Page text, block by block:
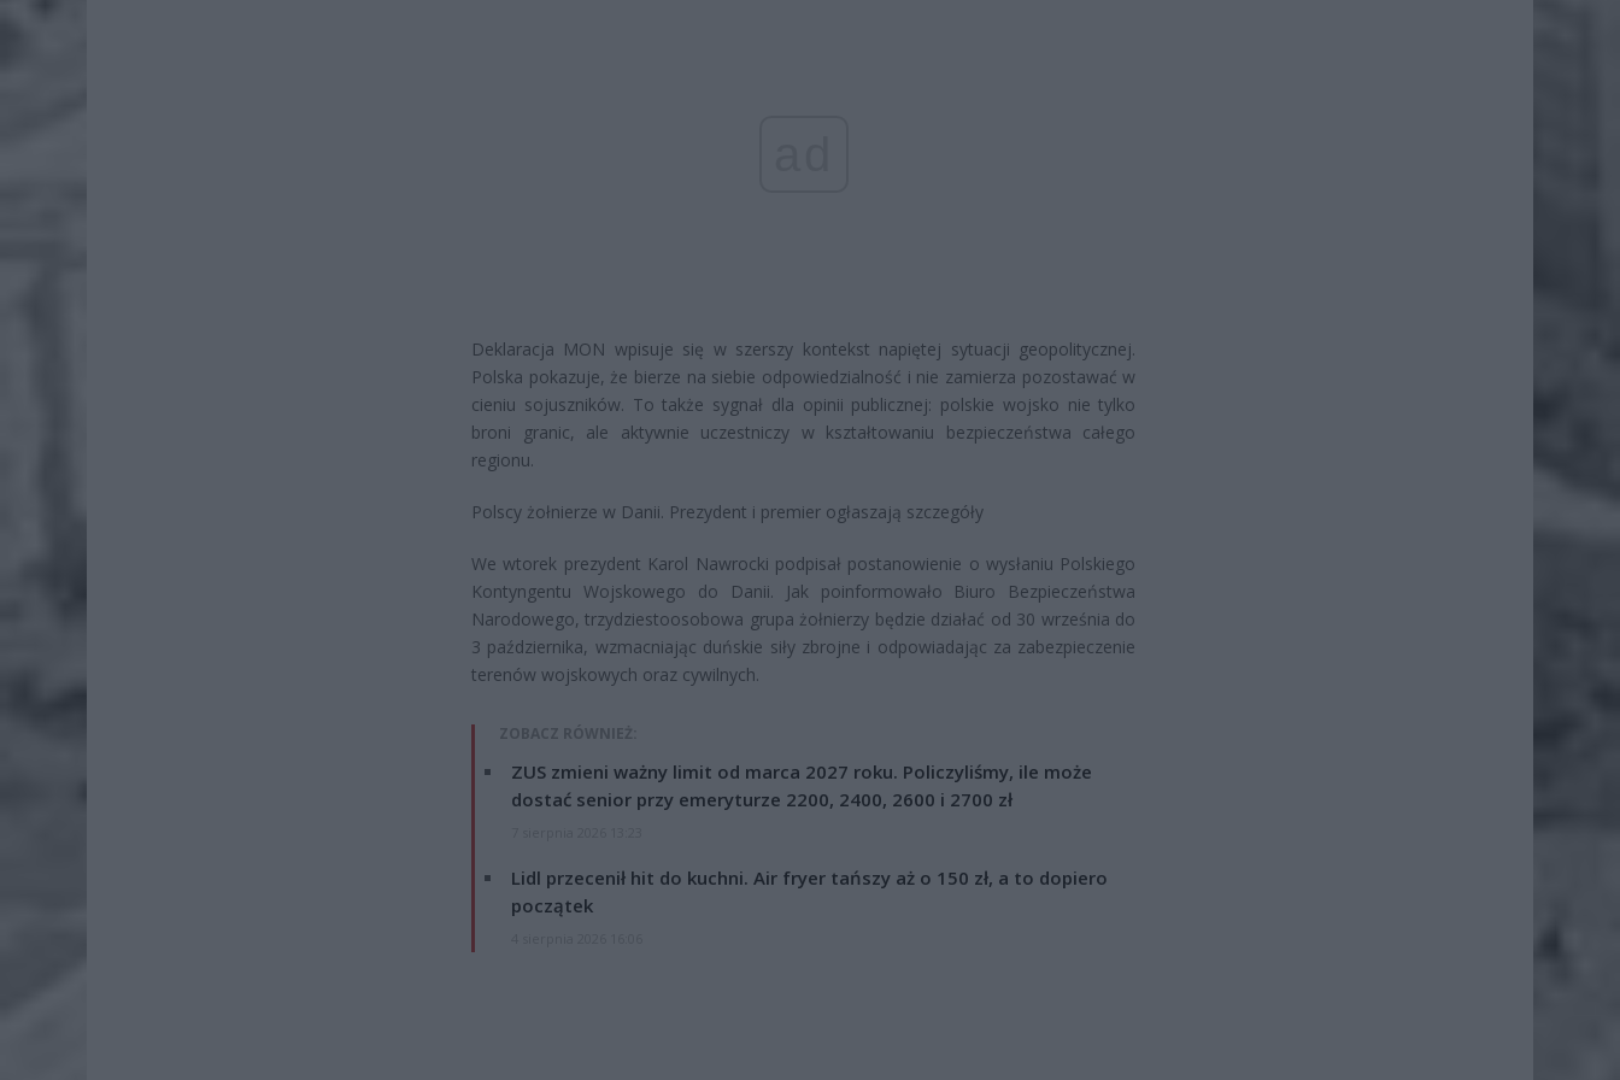
Deklaracja MON wpisuje się w szerszy kontekst napiętej sytuacji geopolitycznej.
Polska pokazuje, że bierze na siebie odpowiedzialność i nie zamierza pozostawać w
cieniu sojuszników. To także sygnał dla opinii publicznej: polskie wojsko nie tylko
broni granic, ale aktywnie uczestniczy w kształtowaniu bezpieczeństwa całego
regionu.
Polscy żołnierze w Danii. Prezydent i premier ogłaszają szczegóły
We wtorek prezydent Karol Nawrocki podpisał postanowienie o wysłaniu Polskiego
Kontyngentu Wojskowego do Danii. Jak poinformowało Biuro Bezpieczeństwa
Narodowego, trzydziestoosobowa grupa żołnierzy będzie działać od 30 września do
3 października, wzmacniając duńskie siły zbrojne i odpowiadając za zabezpieczenie
terenów wojskowych oraz cywilnych.
ZOBACZ RÓWNIEŻ:
ZUS zmieni ważny limit od marca 2027 roku. Policzyliśmy, ile może
dostać senior przy emeryturze 2200, 2400, 2600 i 2700 zł
Lidl przecenił hit do kuchni. Air fryer tańszy aż o 150 zł, a to dopiero
początek